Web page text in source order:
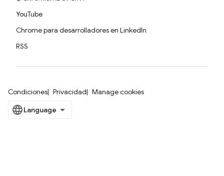
YouTube
Chrome para desarrolladores en LinkedIn
RSS
Condiciones Privacidad Manage cookies